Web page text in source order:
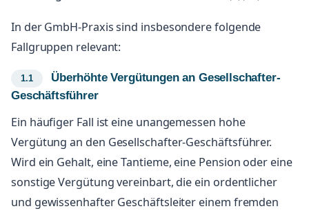
In der GmbH-Praxis sind insbesondere folgende
Fallgruppen relevant:
Überhöhte Vergütungen an Gesellschafter-
Geschäftsführer
Ein häufiger Fall ist eine unangemessen hohe
Vergütung an den Gesellschafter-Geschäftsführer.
Wird ein Gehalt, eine Tantieme, eine Pension oder eine
sonstige Vergütung vereinbart, die ein ordentlicher
und gewissenhafter Geschäftsleiter einem fremden